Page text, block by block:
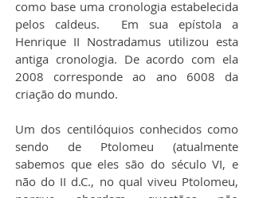
como base uma cronologia estabelecida
pelos caldeus.  Em sua epístola a
Henrique II Nostradamus utilizou esta
antiga cronologia. De acordo com ela
2008 corresponde ao ano 6008 da
criação do mundo.
Um dos centilóquios conhecidos como
sendo de Ptolomeu (atualmente
sabemos que eles são do século VI, e
não do II d.C., no qual viveu Ptolomeu,